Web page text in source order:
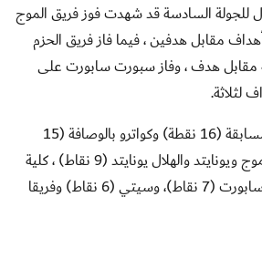
للجولة السادسة قد شهدت فوز فريق الموج
مقابل هدفين ، فيما فاز فريق الحزم
مقابل هدف، وفاز سبورت سابورت على
لثلاثة.
ويتصدر الفلاح جدول المسابقة (16 نقطة) وكواترو بالوصافة (15
الموج ويونايتد والهلال يونايتد (9 نقاط) ، كلية
الدار (8 نقاط) وسبورت سابورت (7 نقاط)، وسيتي (6 نقاط) وفريقا